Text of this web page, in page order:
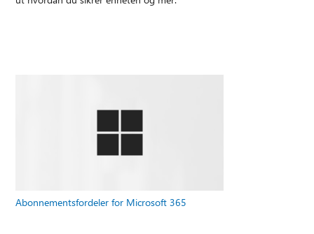
Abonnementsfordeler for Microsoft 365